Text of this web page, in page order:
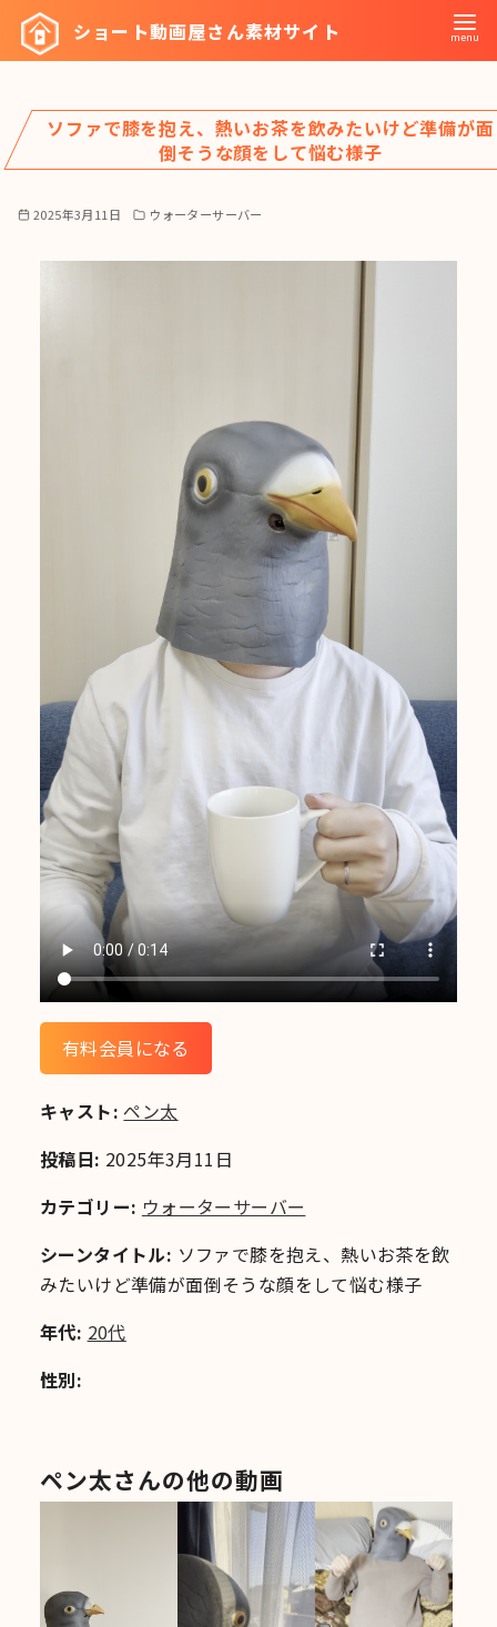
ツ
へ
ショート動画屋さん素材サイト
ソファで膝を抱え、熱いお茶を飲みたいけど準備が面
倒そうな顔をして悩む様子
2025年3月11日 ウォーターサーバー
有料会員になる
キャスト: ペン太
投稿日: 2025年3月11日
カテゴリー: ウォーターサーバー
シーンタイトル: ソファで膝を抱え、熱いお茶を飲
みたいけど準備が面倒そうな顔をして悩む様子
年代: 20代
性別:
ペン太さんの他の動画